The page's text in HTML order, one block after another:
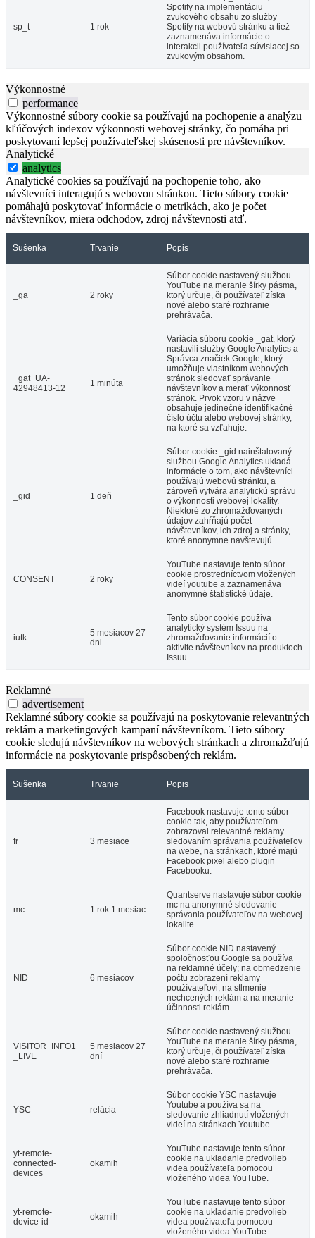
sp_t 1 rok
Spotify na implementáciu
zvukového obsahu zo služby
Spotify na webovú stránku a tiež
zaznamenáva informácie o
interakcii používateľa súvisiacej so
zvukovým obsahom.
Výkonnostné
performance
Výkonnostné súbory cookie sa používajú na pochopenie a analýzu
kľúčových indexov výkonnosti webovej stránky, čo pomáha pri
poskytovaní lepšej používateľskej skúsenosti pre návštevníkov.
Analytické
analytics
Analytické cookies sa používajú na pochopenie toho, ako
návštevníci interagujú s webovou stránkou. Tieto súbory cookie
pomáhajú poskytovať informácie o metrikách, ako je počet
návštevníkov, miera odchodov, zdroj návštevnosti atď.
Sušenka Trvanie Popis
_ga 2 roky
Súbor cookie nastavený službou
YouTube na meranie šírky pásma,
ktorý určuje, či používateľ získa
nové alebo staré rozhranie
prehrávača.
_gat_UA-
42948413-12
1 minúta
Variácia súboru cookie _gat, ktorý
nastavili služby Google Analytics a
Správca značiek Google, ktorý
umožňuje vlastníkom webových
stránok sledovať správanie
návštevníkov a merať výkonnosť
stránok. Prvok vzoru v názve
obsahuje jedinečné identifikačné
číslo účtu alebo webovej stránky,
na ktoré sa vzťahuje.
_gid 1 deň
Súbor cookie _gid nainštalovaný
službou Google Analytics ukladá
informácie o tom, ako návštevníci
používajú webovú stránku, a
zároveň vytvára analytickú správu
o výkonnosti webovej lokality.
Niektoré zo zhromažďovaných
údajov zahŕňajú počet
návštevníkov, ich zdroj a stránky,
ktoré anonymne navštevujú.
CONSENT 2 roky
YouTube nastavuje tento súbor
cookie prostredníctvom vložených
videí youtube a zaznamenáva
anonymné štatistické údaje.
iutk
5 mesiacov 27
dni
Tento súbor cookie používa
analytický systém Issuu na
zhromažďovanie informácií o
aktivite návštevníkov na produktoch
Issuu.
Reklamné
advertisement
Reklamné súbory cookie sa používajú na poskytovanie relevantných
reklám a marketingových kampaní návštevníkom. Tieto súbory
cookie sledujú návštevníkov na webových stránkach a zhromažďujú
informácie na poskytovanie prispôsobených reklám.
Sušenka Trvanie Popis
fr 3 mesiace
Facebook nastavuje tento súbor
cookie tak, aby používateľom
zobrazoval relevantné reklamy
sledovaním správania používateľov
na webe, na stránkach, ktoré majú
Facebook pixel alebo plugin
Facebooku.
mc 1 rok 1 mesiac
Quantserve nastavuje súbor cookie
mc na anonymné sledovanie
správania používateľov na webovej
lokalite.
NID 6 mesiacov
Súbor cookie NID nastavený
spoločnosťou Google sa používa
na reklamné účely; na obmedzenie
počtu zobrazení reklamy
používateľovi, na stlmenie
nechcených reklám a na meranie
účinnosti reklám.
VISITOR_INFO1
_LIVE
5 mesiacov 27
dní
Súbor cookie nastavený službou
YouTube na meranie šírky pásma,
ktorý určuje, či používateľ získa
nové alebo staré rozhranie
prehrávača.
YSC relácia
Súbor cookie YSC nastavuje
Youtube a používa sa na
sledovanie zhliadnutí vložených
videí na stránkach Youtube.
yt-remote-
connected-
devices
okamih
YouTube nastavuje tento súbor
cookie na ukladanie predvolieb
videa používateľa pomocou
vloženého videa YouTube.
yt-remote-
device-id
okamih
YouTube nastavuje tento súbor
cookie na ukladanie predvolieb
videa používateľa pomocou
vloženého videa YouTube.